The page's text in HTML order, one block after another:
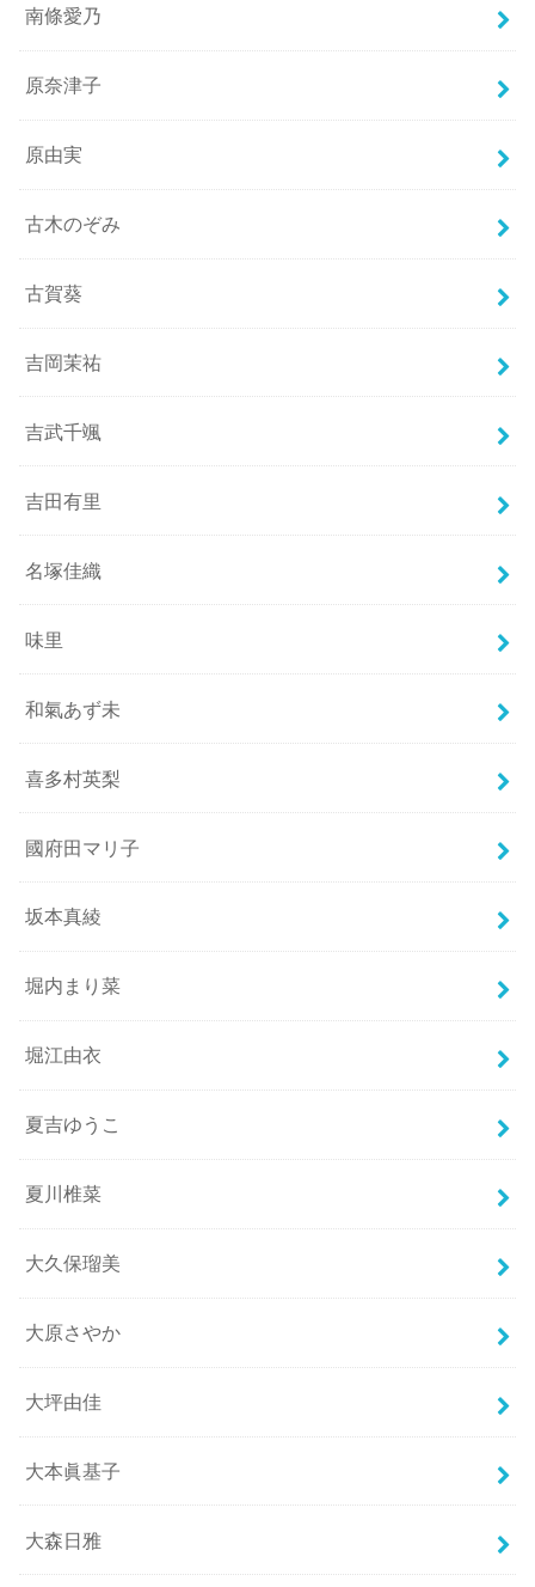
南條愛乃
原奈津子
原由実
古木のぞみ
古賀葵
吉岡茉祐
吉武千颯
吉田有里
名塚佳織
味里
和氣あず未
喜多村英梨
國府田マリ子
坂本真綾
堀内まり菜
堀江由衣
夏吉ゆうこ
夏川椎菜
大久保瑠美
大原さやか
大坪由佳
大本眞基子
大森日雅